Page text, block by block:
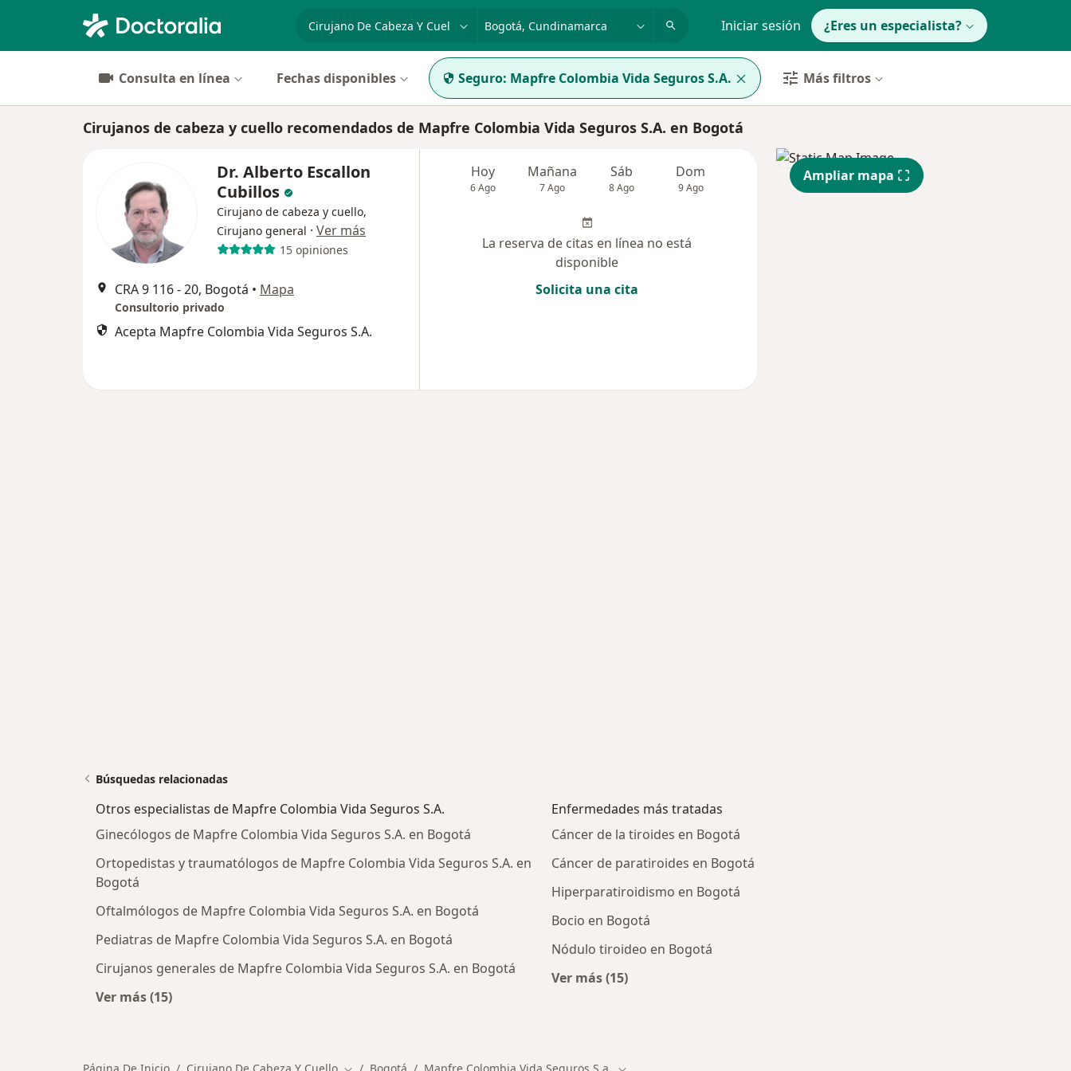
especialidad, enfermedad o nombre
p. ej. Bogotá Iniciar sesión ¿Eres un especialista?
Consulta en línea Fechas disponibles Seguro: Mapfre Colombia Vida Seguros S.A. Más filtros
Cirujanos de cabeza y cuello recomendados de Mapfre Colombia Vida Seguros S.A. en Bogotá
Dr. Alberto Escallon
Cubillos
Cirujano de cabeza y cuello,
Cirujano general · Ver más
15 opiniones
CRA 9 116 ‐ 20, Bogotá • Mapa
Consultorio privado
Acepta Mapfre Colombia Vida Seguros S.A.
Hoy
6 Ago
Mañana
7 Ago
Sáb
8 Ago
Dom
9 Ago
Mar
11 Ago
Mié
12 Ago
La reserva de citas en línea no está
disponible
Solicita una cita
Ampliar mapa
Búsquedas relacionadas
Otros especialistas de Mapfre Colombia Vida Seguros S.A.
Ginecólogos de Mapfre Colombia Vida Seguros S.A. en Bogotá
Ortopedistas y traumatólogos de Mapfre Colombia Vida Seguros S.A. en
Bogotá
Oftalmólogos de Mapfre Colombia Vida Seguros S.A. en Bogotá
Pediatras de Mapfre Colombia Vida Seguros S.A. en Bogotá
Cirujanos generales de Mapfre Colombia Vida Seguros S.A. en Bogotá
Ver más (15)
Enfermedades más tratadas
Cáncer de la tiroides en Bogotá
Cáncer de paratiroides en Bogotá
Hiperparatiroidismo en Bogotá
Bocio en Bogotá
Nódulo tiroideo en Bogotá
Ver más (15)